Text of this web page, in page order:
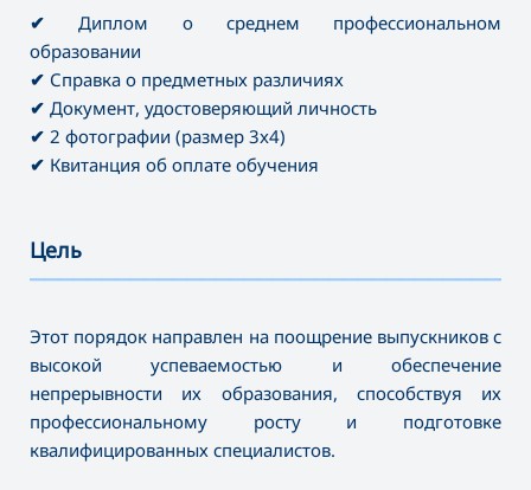
✔ Диплом о среднем профессиональном
образовании
✔ Справка о предметных различиях
✔ Документ, удостоверяющий личность
✔ 2 фотографии (размер 3x4)
✔ Квитанция об оплате обучения
Цель
Этот порядок направлен на поощрение выпускников с
высокой успеваемостью и обеспечение
непрерывности их образования, способствуя их
профессиональному росту и подготовке
квалифицированных специалистов.